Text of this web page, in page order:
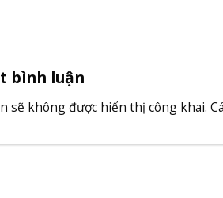
bình luận
sẽ không được hiển thị công khai.